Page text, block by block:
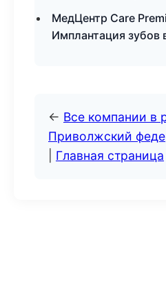
МедЦентр Care
Имплантация зубов
← Все компании в
Приволжский
Главная страница